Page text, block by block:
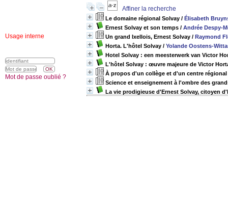
Affiner la recherche
Le domaine régional Solvay / Élisabeth
Ernest Solvay et son temps / Andrée Despy-
Un grand Ixellois, Ernest Solvay / Raymond
Horta. L'hôtel Solvay / Yolande Oostens-
Hotel Solvay : een meesterwerk van Victor
L'hôtel Solvay : œuvre majeure de Victor
À propos d'un collège et d'un centre
Science et enseignement à l'ombre des
La vie prodigieuse d'Ernest Solvay, citoyen
Usage interne
Mot de passe oublié ?